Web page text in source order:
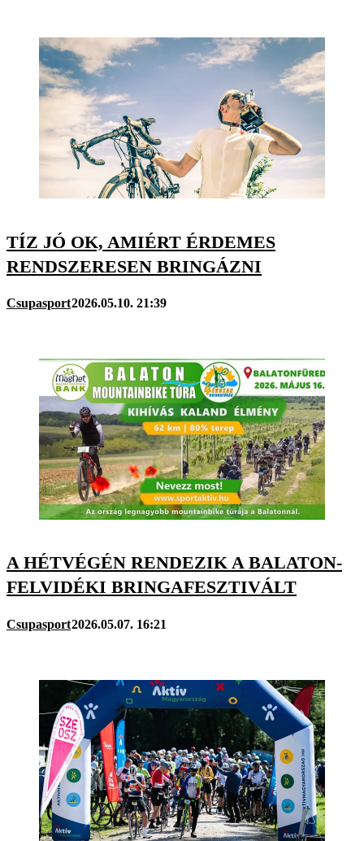
TÍZ JÓ OK, AMIÉRT ÉRDEMES
RENDSZERESEN BRINGÁZNI
Csupasport2026.05.10. 21:39
A HÉTVÉGÉN RENDEZIK A BALATON-
FELVIDÉKI BRINGAFESZTIVÁLT
Csupasport2026.05.07. 16:21